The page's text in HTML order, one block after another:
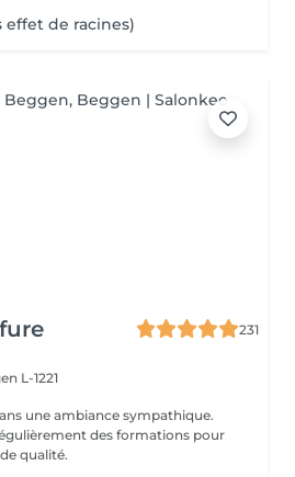
effet de racines)
231
L-1221
une ambiance sympathique.
des formations pour
qualité.